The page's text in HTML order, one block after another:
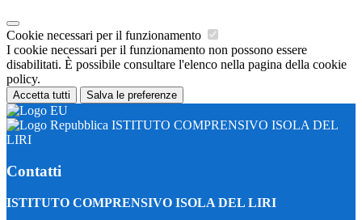
Cookie necessari per il funzionamento
I cookie necessari per il funzionamento non possono essere
disabilitati. È possibile consultare l'elenco nella pagina della cookie
policy.
Accetta tutti Salva le preferenze
ISTITUTO COMPRENSIVO ISOLA DEL
LIRI
Contatti
ISTITUTO COMPRENSIVO ISOLA DEL LIRI